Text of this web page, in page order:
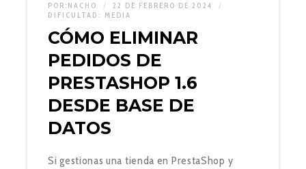
POR: NACHO
22 DE FEBRERO DE 2024
DIFICULTAD: MEDIA
CÓMO ELIMINAR
PEDIDOS DE
PRESTASHOP 1.6
DESDE BASE DE
DATOS
Si gestionas una tienda en PrestaShop y